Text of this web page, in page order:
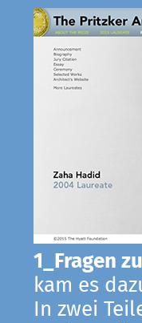
1_Fragen
kam es
In zwei